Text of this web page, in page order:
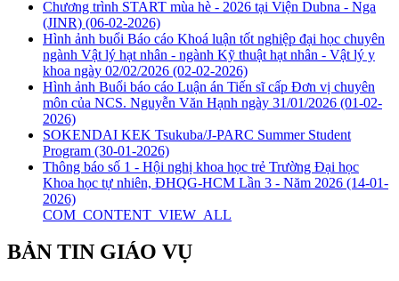
Chương trình START mùa hè - 2026 tại Viện Dubna - Nga
(JINR) (06-02-2026)
Hình ảnh buổi Báo cáo Khoá luận tốt nghiệp đại học chuyên
ngành Vật lý hạt nhân - ngành Kỹ thuật hạt nhân - Vật lý y
khoa ngày 02/02/2026 (02-02-2026)
Hình ảnh Buổi báo cáo Luận án Tiến sĩ cấp Đơn vị chuyên
môn của NCS. Nguyễn Văn Hạnh ngày 31/01/2026 (01-02-
2026)
SOKENDAI KEK Tsukuba/J-PARC Summer Student
Program (30-01-2026)
Thông báo số 1 - Hội nghị khoa học trẻ Trường Đại học
Khoa học tự nhiên, ĐHQG-HCM Lần 3 - Năm 2026 (14-01-
2026)
COM_CONTENT_VIEW_ALL
BẢN TIN GIÁO VỤ